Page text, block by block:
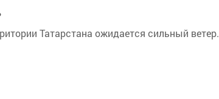
Татарстана ожидается сильный ветер.